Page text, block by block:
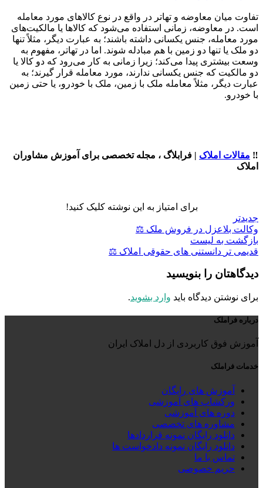
تفاوت میان معاوضه و تهاتر در واقع در نوع کالاهای مورد معامله
است. در معاوضه، زمانی استفاده می‌شود که کالاها یا مالکیت‌های
مورد معامله، جنس یکسانی داشته باشند؛ به عبارت دیگر، مثلاً تنها
دو ملک یا تنها دو زمین با هم مبادله شوند. اما در تهاتر، مفهوم به
وسعت بیشتری پیدا می‌کند؛ زیرا زمانی به کار می‌رود که دو کالا یا
دو مالکیت که جنس یکسانی ندارند، مورد معامله قرار گیرند؛ به
عبارت دیگر، مثلاً معامله ملک با زمین، ملک با خودرو، یا حتی زمین
با خودرو.
‼️ مقالات املاک | فرابلاگ ، مجله تخصصی برای آموزش مشاوران
املاک
برای امتیاز به این نوشته کلیک کنید!
جدیدتر
وکالت بلاعزل در فروش ملک ⚖️
بازگشت به لیست
قدیمی تر دانستنی های حقوقی املاک ⚖️
دیدگاهتان را بنویسید
برای نوشتن دیدگاه باید وارد بشوید.
درباره فراملک
آموزش فوق کاربردی از دل املاک ایران
خدمات فراملک
آموزش های رایگان
ورکشاپ های آموزشی
دوره های آموزشی
مشاوره های تخصصی
دانلود رایگان نمونه قراردادها
دانلود رایگان نمونه دادخواست ها
تماس با ما
حریم خصوصی